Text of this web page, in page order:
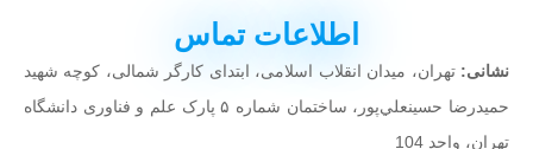
اطلاعات تماس
نشانی: تهران، میدان انقلاب اسلامی، ابتدای کارگر شمالی، کوچه شهيد
حميدرضا حسينعلي‌پور، ساختمان شماره ۵ پارک علم و فناوری دانشگاه
تهران، واحد 104